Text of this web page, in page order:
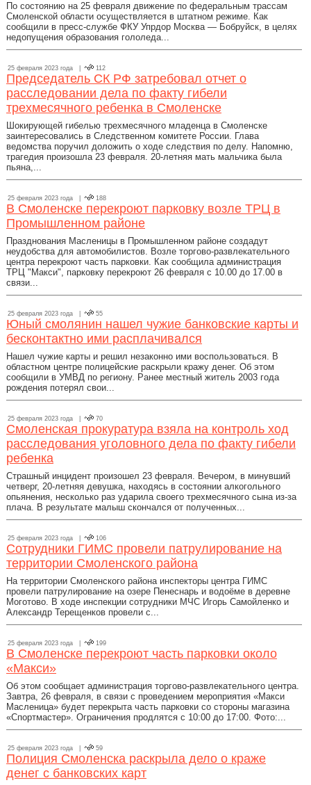
По состоянию на 25 февраля движение по федеральным трассам
Смоленской области осуществляется в штатном режиме. Как
сообщили в пресс-службе ФКУ Упрдор Москва — Бобруйск, в целях
недопущения образования гололеда...
25 февраля 2023 года | 112
Председатель СК РФ затребовал отчет о
расследовании дела по факту гибели
трехмесячного ребенка в Смоленске
Шокирующей гибелью трехмесячного младенца в Смоленске
заинтересовались в Следственном комитете России. Глава
ведомства поручил доложить о ходе следствия по делу. Напомню,
трагедия произошла 23 февраля. 20-летняя мать мальчика была
пьяна,...
25 февраля 2023 года | 188
В Смоленске перекроют парковку возле ТРЦ в
Промышленном районе
Празднования Масленицы в Промышленном районе создадут
неудобства для автомобилистов. Возле торгово-развлекательного
центра перекроют часть парковки. Как сообщила администрация
ТРЦ "Макси", парковку перекроют 26 февраля с 10.00 до 17.00 в
связи...
25 февраля 2023 года | 55
Юный смолянин нашел чужие банковские карты и
бесконтактно ими расплачивался
Нашел чужие карты и решил незаконно ими воспользоваться. В
областном центре полицейские раскрыли кражу денег. Об этом
сообщили в УМВД по региону. Ранее местный житель 2003 года
рождения потерял свои...
25 февраля 2023 года | 70
Смоленская прокуратура взяла на контроль ход
расследования уголовного дела по факту гибели
ребенка
Страшный инцидент произошел 23 февраля. Вечером, в минувший
четверг, 20-летняя девушка, находясь в состоянии алкогольного
опьянения, несколько раз ударила своего трехмесячного сына из-за
плача. В результате малыш скончался от полученных...
25 февраля 2023 года | 106
Сотрудники ГИМС провели патрулирование на
территории Смоленского района
На территории Смоленского района инспекторы центра ГИМС
провели патрулирование на озере Пенеснарь и водоёме в деревне
Моготово. В ходе инспекции сотрудники МЧС Игорь Самойленко и
Александр Терещенков провели с...
25 февраля 2023 года | 199
В Смоленске перекроют часть парковки около
«Макси»
Об этом сообщает администрация торгово-развлекательного центра.
Завтра, 26 февраля, в связи с проведением мероприятия «Макси
Масленица» будет перекрыта часть парковки со стороны магазина
«Спортмастер». Ограничения продлятся с 10:00 до 17:00. Фото:...
25 февраля 2023 года | 59
Полиция Смоленска раскрыла дело о краже
денег с банковских карт